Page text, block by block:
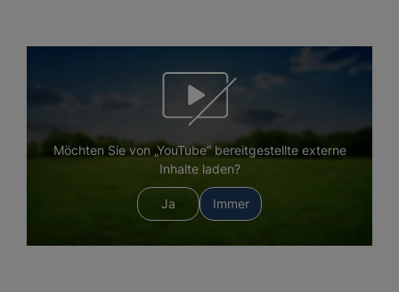
Möchten Sie von „YouTube“ bereitgestellte externe
Inhalte laden?
Ja Immer